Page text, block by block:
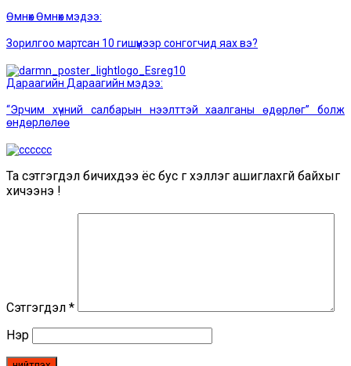
ӨмнөхӨмнөх мэдээ:
Зорилгоо мартсан 10 гишүүнээр сонгогчид яах вэ?
Дараагийн Дараагийн мэдээ:
“Эрчим хүчний салбарын нээлттэй хаалганы өдөрлөг” болж
өндөрлөлөө
Та сэтгэгдэл бичихдээ ёс бус үг хэллэг ашиглахгүй байхыг
хичээнэ үү!
Сэтгэгдэл *
Нэр